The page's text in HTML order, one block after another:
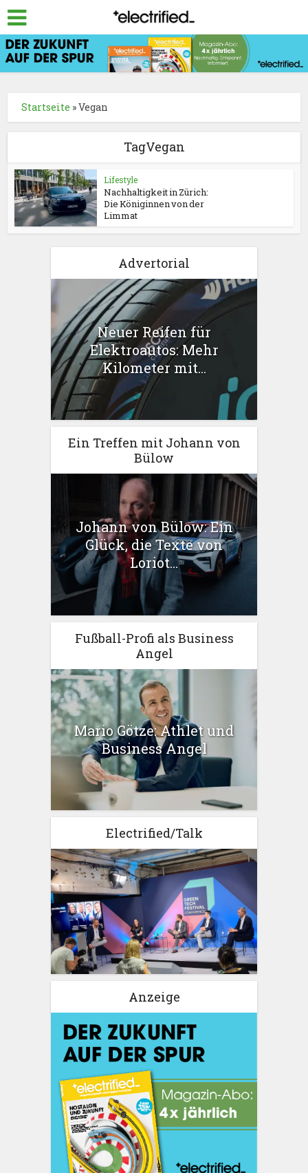
Startseite »Vegan
TagVegan
Lifestyle
Nachhaltigkeit in Zürich:
Die Königinnen von der
Limmat
Advertorial
Neuer Reifen für
Elektroautos: Mehr
Kilometer mit...
Ein Treffen mit Johann von
Bülow
Johann von Bülow: Ein
Glück, die Texte von
Loriot...
Fußball-Profi als Business
Angel
Mario Götze: Athlet und
Business Angel
Electrified/Talk
Anzeige